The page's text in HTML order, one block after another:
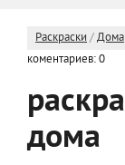
Раскраски /Дома
коментариев: 0
дома